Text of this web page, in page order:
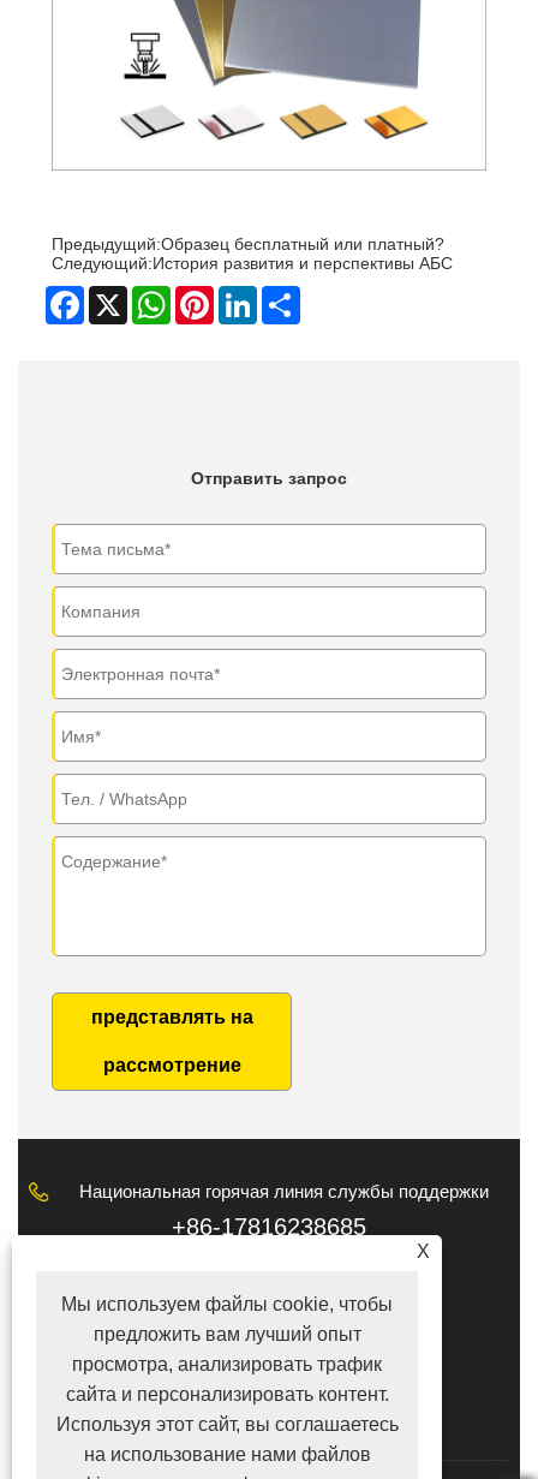
Предыдущий:Образец бесплатный или платный?
Следующий:История развития и перспективы АБС
Facebook
X WhatsAppPinterestLinkedInShare
Отправить запрос
представлять на
рассмотрение
Национальная горячая линия службы поддержки
клиентов
+86-17816238685
tina@lyshire.com
ПОДПИСЫВАЙТЕСЬ НА НАС
X
Мы используем файлы cookie, чтобы
предложить вам лучший опыт
просмотра, анализировать трафик
сайта и персонализировать контент.
Используя этот сайт, вы соглашаетесь
на использование нами файлов